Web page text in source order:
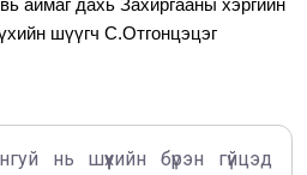
аймаг дахь Захиргааны хэргийн
шүүгч С.Отгонцэцэг
нь шүүхийн бүрэн гүйцэд